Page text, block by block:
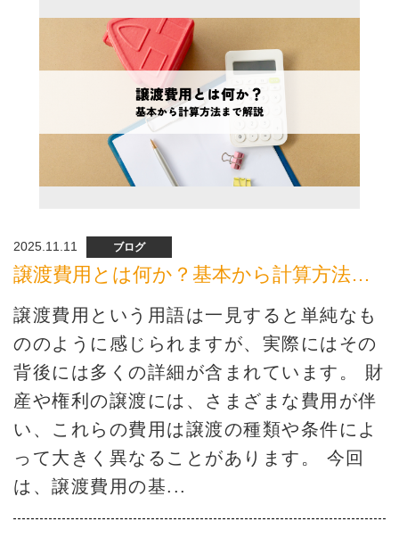
2025.11.11 ブログ
譲渡費用とは何か？基本から計算方法まで解説
譲渡費用という用語は一見すると単純なも
ののように感じられますが、実際にはその
背後には多くの詳細が含まれています。 財
産や権利の譲渡には、さまざまな費用が伴
い、これらの費用は譲渡の種類や条件によ
って大きく異なることがあります。 今回
は、譲渡費用の基...